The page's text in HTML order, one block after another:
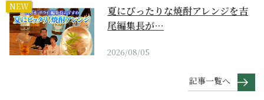
NEW
夏にぴったりな焼酎アレンジを吉
尾編集長が…
2026/08/05
記事一覧へ